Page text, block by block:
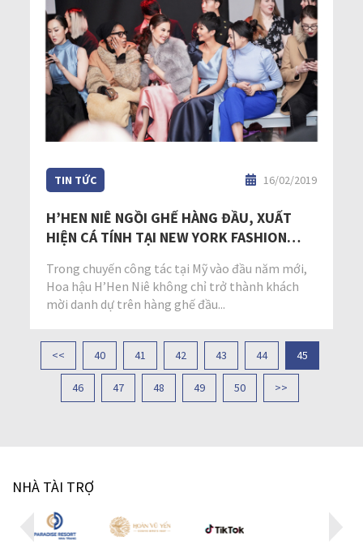
TIN TỨC 16/02/2019
H’HEN NIÊ NGỒI GHẾ HÀNG ĐẦU, XUẤT
HIỆN CÁ TÍNH TẠI NEW YORK FASHION
Trong chuyến công tác tại Mỹ vào đầu năm mới,
Hoa hậu H’Hen Niê không chỉ trở thành khách
mời danh dự trên hàng ghế đầu...
<< 40 41 42 43 44 45
46 47 48 49 50 >>
NHÀ TÀI TRỢ